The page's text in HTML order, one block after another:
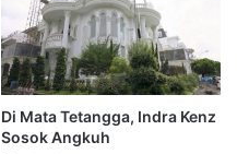
Di Mata Tetangga, Indra Kenz
Sosok Angkuh